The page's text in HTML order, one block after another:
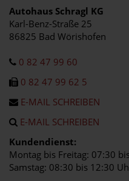
Autohaus Schragl KG
Karl-Benz-Straße 25
86825 Bad Wörishofen
0 82 47 99 60
0 82 47 99 62 5
E-MAIL SCHREIBEN
E-MAIL SCHREIBEN
Kundendienst:
Montag bis Freitag: 07:30
Samstag: 08:30 bis 12:30